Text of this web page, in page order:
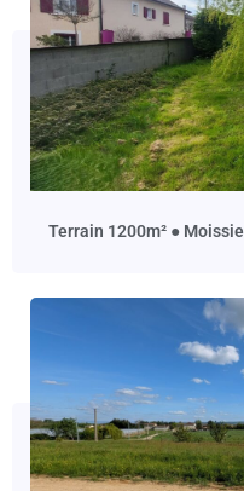
terrain 1200m² ●